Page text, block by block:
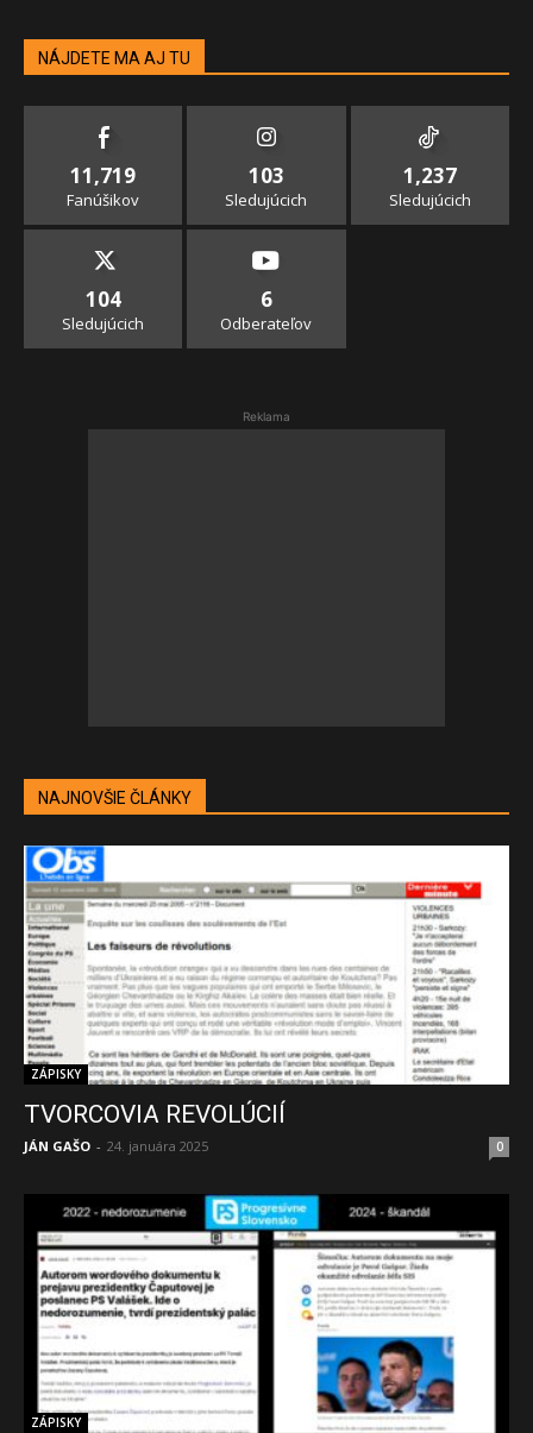
NÁJDETE MA AJ TU
11,719
Fanúšikov
103
Sledujúcich
1,237
Sledujúcich
104
Sledujúcich
6
Odberateľov
Reklama
NAJNOVŠIE ČLÁNKY
ZÁPISKY
TVORCOVIA REVOLÚCIÍ
JÁN GAŠO - 24. januára 2025 0
ZÁPISKY